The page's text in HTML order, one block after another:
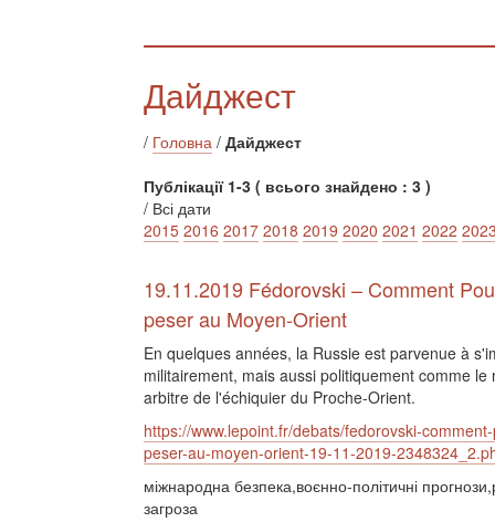
Дайджест
/ Головна / Дайджест
Публікації 1-3 ( всього знайдено : 3 )
/ Всі дати
2015 2016 2017 2018 2019 2020 2021 2022
19.11.2019 Fédorovski – Comment
peser au Moyen-Orient
En quelques années, la Russie est parvenue à
militairement, mais aussi politiquement comme le
arbitre de l'échiquier du Proche-Orient.
https://www.lepoint.fr/debats/fedorovski-
peser-au-moyen-orient-19-11-2019-
міжнародна безпека,воєнно-політичні
загроза